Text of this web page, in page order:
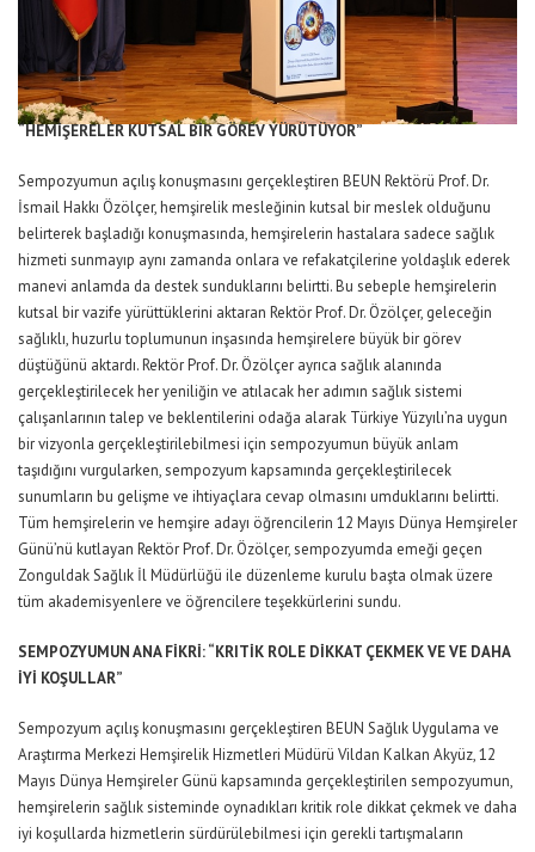
“HEMİŞERELER KUTSAL BİR GÖREV YÜRÜTÜYOR”
Sempozyumun açılış konuşmasını gerçekleştiren BEUN Rektörü Prof. Dr.
İsmail Hakkı Özölçer, hemşirelik mesleğinin kutsal bir meslek olduğunu
belirterek başladığı konuşmasında, hemşirelerin hastalara sadece sağlık
hizmeti sunmayıp aynı zamanda onlara ve refakatçilerine yoldaşlık ederek
manevi anlamda da destek sunduklarını belirtti. Bu sebeple hemşirelerin
kutsal bir vazife yürüttüklerini aktaran Rektör Prof. Dr. Özölçer, geleceğin
sağlıklı, huzurlu toplumunun inşasında hemşirelere büyük bir görev
düştüğünü aktardı. Rektör Prof. Dr. Özölçer ayrıca sağlık alanında
gerçekleştirilecek her yeniliğin ve atılacak her adımın sağlık sistemi
çalışanlarının talep ve beklentilerini odağa alarak Türkiye Yüzyılı’na uygun
bir vizyonla gerçekleştirilebilmesi için sempozyumun büyük anlam
taşıdığını vurgularken, sempozyum kapsamında gerçekleştirilecek
sunumların bu gelişme ve ihtiyaçlara cevap olmasını umduklarını belirtti.
Tüm hemşirelerin ve hemşire adayı öğrencilerin 12 Mayıs Dünya Hemşireler
Günü’nü kutlayan Rektör Prof. Dr. Özölçer, sempozyumda emeği geçen
Zonguldak Sağlık İl Müdürlüğü ile düzenleme kurulu başta olmak üzere
tüm akademisyenlere ve öğrencilere teşekkürlerini sundu.
SEMPOZYUMUN ANA FİKRİ: “KRITİK ROLE DİKKAT ÇEKMEK VE VE DAHA
İYİ KOŞULLAR”
Sempozyum açılış konuşmasını gerçekleştiren BEUN Sağlık Uygulama ve
Araştırma Merkezi Hemşirelik Hizmetleri Müdürü Vildan Kalkan Akyüz, 12
Mayıs Dünya Hemşireler Günü kapsamında gerçekleştirilen sempozyumun,
hemşirelerin sağlık sisteminde oynadıkları kritik role dikkat çekmek ve daha
iyi koşullarda hizmetlerin sürdürülebilmesi için gerekli tartışmaların